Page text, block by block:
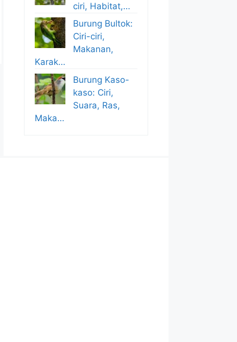
ciri, Habitat,…
Burung Bultok:
Ciri-ciri,
Makanan,
Karak…
Burung Kaso-
kaso: Ciri,
Suara, Ras,
Maka…